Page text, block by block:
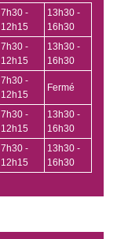
7h30 -
12h15
13h30 -
16h30
7h30 -
12h15
13h30 -
16h30
7h30 -
12h15
Fermé
7h30 -
12h15
13h30 -
16h30
7h30 -
12h15
13h30 -
16h30